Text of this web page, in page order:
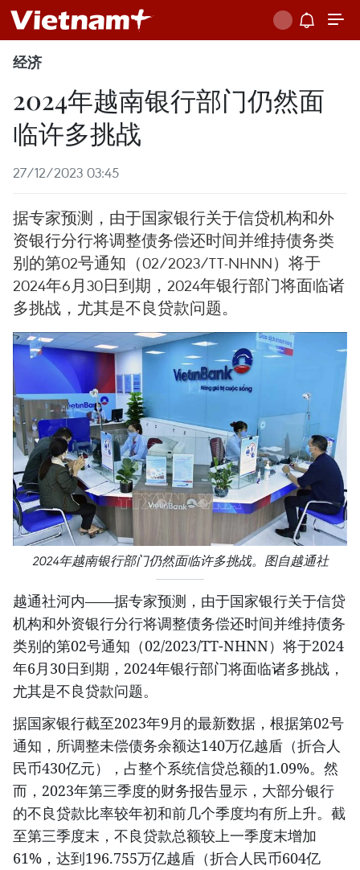
经济
2024年越南银行部门仍然面
临许多挑战
27/12/2023 03:45
据专家预测，由于国家银行关于信贷机构和外
资银行分行将调整债务偿还时间并维持债务类
别的第02号通知（02/2023/TT-NHNN）将于
2024年6月30日到期，2024年银行部门将面临诸
多挑战，尤其是不良贷款问题。
2024年越南银行部门仍然面临许多挑战。图自越通社
越通社河内——据专家预测，由于国家银行关于信贷
机构和外资银行分行将调整债务偿还时间并维持债务
类别的第02号通知（02/2023/TT-NHNN）将于2024
年6月30日到期，2024年银行部门将面临诸多挑战，
尤其是不良贷款问题。
据国家银行截至2023年9月的最新数据，根据第02号
通知，所调整未偿债务余额达140万亿越盾（折合人
民币430亿元），占整个系统信贷总额的1.09%。然
而，2023年第三季度的财务报告显示，大部分银行
的不良贷款比率较年初和前几个季度均有所上升。截
至第三季度末，不良贷款总额较上一季度末增加
61%，达到196.755万亿越盾（折合人民币604亿